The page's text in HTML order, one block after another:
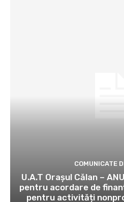
COMUNICATE
U.A.T Orașul Călan –
pentru acordare de
pentru activități